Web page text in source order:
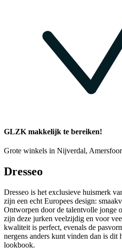
GLZK makkelijk te bereiken!
Grote winkels in Nijverdal,
Dresseo
Dresseo is het exclusieve huismerk
zijn een echt Europees design:
Ontworpen door de talentvolle jonge
zijn deze jurken veelzijdig en voor
kwaliteit is perfect, evenals de
nergens anders kunt vinden dan is dit
lookbook.